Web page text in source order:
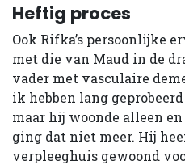
Heftig proces
Ook Rifka’s persoonlijke
met die van Maud in de
vader met vasculaire
ik hebben lang
maar hij woonde alleen
ging dat niet meer. Hij
verpleeghuis gewoond